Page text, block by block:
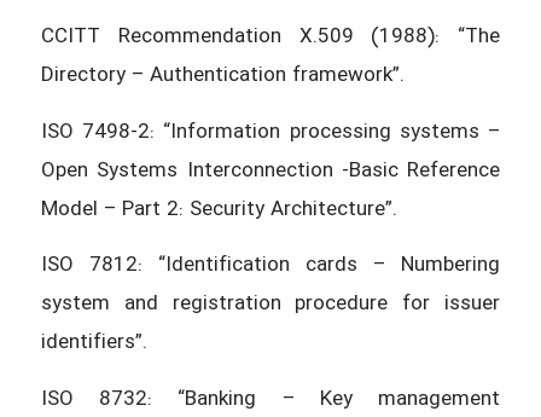
CCITT Recommendation X.509 (1988): “The
Directory – Authentication framework”.
ISO 7498-2: “Information processing systems –
Open Systems Interconnection -Basic Reference
Model – Part 2: Security Architecture”.
ISO 7812: “Identification cards – Numbering
system and registration procedure for issuer
identifiers”.
ISO 8732: “Banking – Key management